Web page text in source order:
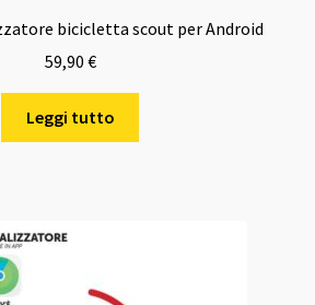
bicicletta scout per Android
59,90 €
Leggi tutto